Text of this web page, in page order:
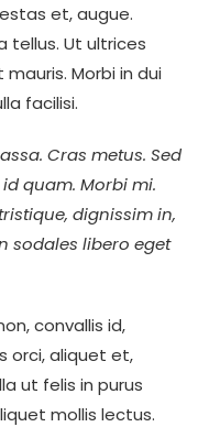
et, augue.
tellus. Ut ultrices
Morbi in dui
facilisi.
Cras metus. Sed
quam. Morbi mi.
dignissim in,
sodales libero eget
convallis id,
orci, aliquet et,
ut felis in purus
mollis lectus.